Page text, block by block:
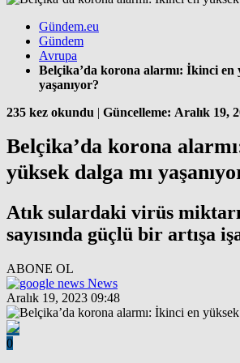
Gündem.eu
Gündem
Avrupa
Belçika’da korona alarmı: İkinci en
yaşanıyor?
235 kez okundu | Güncelleme: Aralık 19,
Belçika’da korona
yüksek dalga mı
Atık sulardaki virüs
sayısında güçlü bir artışa
ABONE OL
News
Aralık 19, 2023 09:48
0